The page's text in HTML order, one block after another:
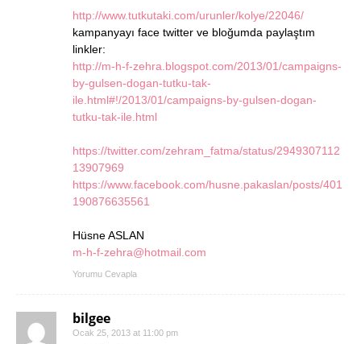
http://www.tutkutaki.com/urunler/kolye/22046/
kampanyayı face twitter ve bloğumda paylaştım
linkler:
http://m-h-f-zehra.blogspot.com/2013/01/campaigns-
by-gulsen-dogan-tutku-tak-
ile.html#!/2013/01/campaigns-by-gulsen-dogan-
tutku-tak-ile.html
https://twitter.com/zehram_fatma/status/2949307112
13907969
https://www.facebook.com/husne.pakaslan/posts/401
190876635561
Hüsne ASLAN
m-h-f-zehra@hotmail.com
Yorumu Cevapla
bilgee
Ocak 25, 2013 at 11:00 pm